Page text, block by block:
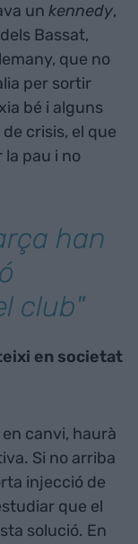
un kennedy,
dels Bassat,
que no
per sortir
bé i alguns
crisis, el que
pau i no
han
club"
en societat
canvi, haurà
Si no arriba
injecció de
que el
solució. En